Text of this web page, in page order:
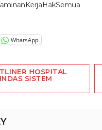
WhatsApp
HOSPITAL
SISTEM